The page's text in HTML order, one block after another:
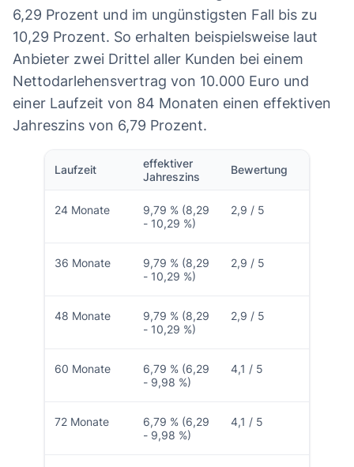
6,29 Prozent und im ungünstigsten Fall bis zu
10,29 Prozent. So erhalten beispielsweise laut
Anbieter zwei Drittel aller Kunden bei einem
Nettodarlehensvertrag von 10.000 Euro und
einer Laufzeit von 84 Monaten einen effektiven
Jahreszins von 6,79 Prozent.
Laufzeit
effektiver
Jahreszins
Bewertung
24 Monate
9,79 % (8,29
- 10,29 %)
2,9 / 5
36 Monate
9,79 % (8,29
- 10,29 %)
2,9 / 5
48 Monate
9,79 % (8,29
- 10,29 %)
2,9 / 5
60 Monate
6,79 % (6,29
- 9,98 %)
4,1 / 5
72 Monate
6,79 % (6,29
- 9,98 %)
4,1 / 5